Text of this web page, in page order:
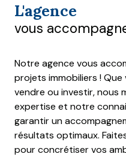
L'agence
vous
Notre agence vous
projets immobiliers !
vendre ou investir, nous
expertise et notre
garantir un
résultats optimaux.
pour concrétiser vos